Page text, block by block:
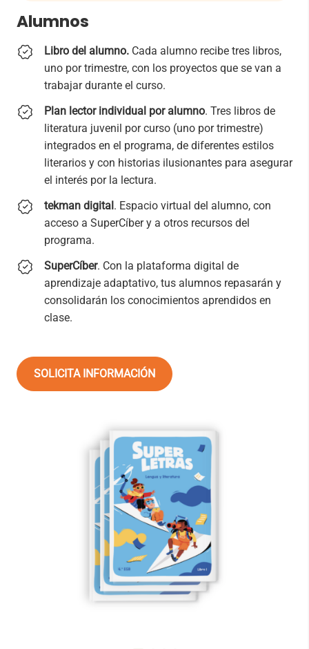
Alumnos
Libro del alumno. Cada alumno recibe tres libros,
uno por trimestre, con los proyectos que se van a
trabajar durante el curso.
Plan lector individual por alumno. Tres libros de
literatura juvenil por curso (uno por trimestre)
integrados en el programa, de diferentes estilos
literarios y con historias ilusionantes para asegurar
el interés por la lectura.
tekman digital . Espacio virtual del alumno, con
acceso a SuperCíber y a otros recursos del
programa.
SuperCíber. Con la plataforma digital de
aprendizaje adaptativo, tus alumnos repasarán y
consolidarán los conocimientos aprendidos en
clase.
SOLICITA INFORMACIÓN